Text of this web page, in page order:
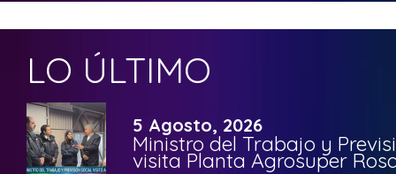
LO ÚLTIMO
5 Agosto, 2026
Ministro del Trabajo y
visita Planta Agrosuper